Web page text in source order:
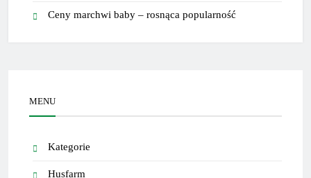
Ceny marchwi baby – rosnąca popularność
MENU
Kategorie
Husfarm